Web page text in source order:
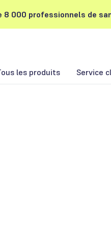
8 000 professionnels de
les produits Service